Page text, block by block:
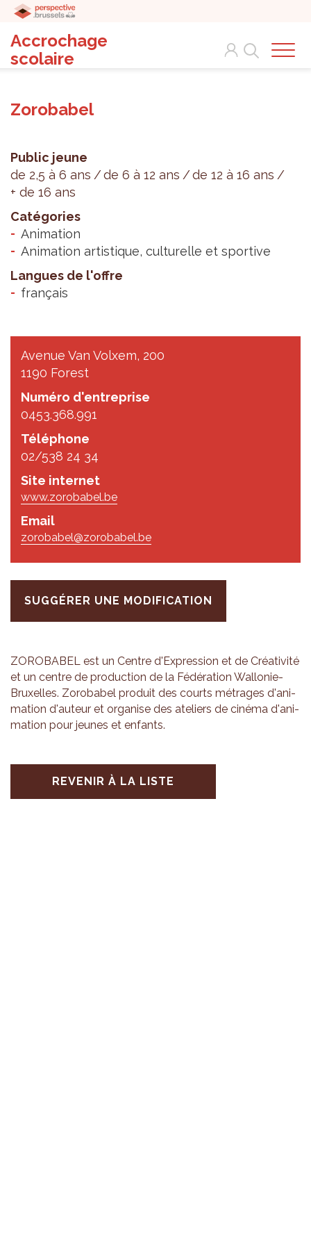
Accrochage
scolaire
Search
Zorobabel
Public jeune
de 2,5 à 6 ans
de 6 à 12 ans
de 12 à 16 ans
+ de 16 ans
Catégories
Animation
Animation artistique, culturelle et sportive
Langues de l'offre
français
Avenue Van Volxem, 200
1190 Forest
Numéro d'entreprise
0453.368.991
Téléphone
02/538 24 34
Site internet
www.zorobabel.be
Email
zorobabel@zorobabel.be
SUGGÉRER UNE MODIFICATION
ZORO­BA­BEL est un Centre d'Ex­pres­sion et de Créa­ti­vité
et un centre de pro­duc­tion de la Fédé­ra­tion Wal­lo­nie-
Bruxelles. Zoro­ba­bel pro­duit des courts métrages d'ani­
ma­tion d'au­teur et orga­nise des ate­liers de cinéma d'ani­
ma­tion pour jeunes et enfants.
REVENIR À LA LISTE